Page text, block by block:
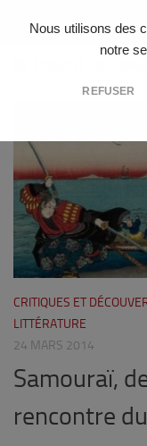
Nous utilisons des
notre
REFUSER
Skip to content
CRITIQUES ET
LITTÉRATURE
24 MARS 2014
Samouraï,
rencontre